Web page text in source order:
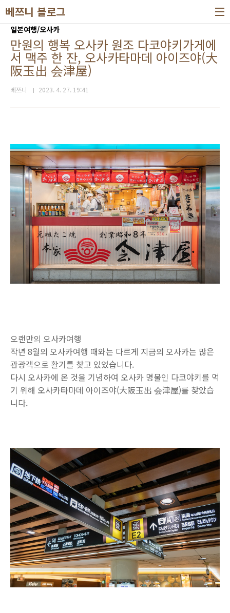
베쯔니 블로그
일본여행/오사카
만원의 행복 오사카 원조 다코야키가게에
서 맥주 한 잔, 오사카타마데 아이즈야(大
阪玉出 会津屋)
베쯔니 2023. 4. 27. 19:41
오랜만의 오사카여행
작년 8월의 오사카여행 때와는 다르게 지금의 오사카는 많은
관광객으로 활기를 찾고 있었습니다.
다시 오사카에 온 것을 기념하여 오사카 명물인 다코야키를 먹
기 위해 오사카타마데 아이즈야(大阪玉出 会津屋)를 찾았습
니다.